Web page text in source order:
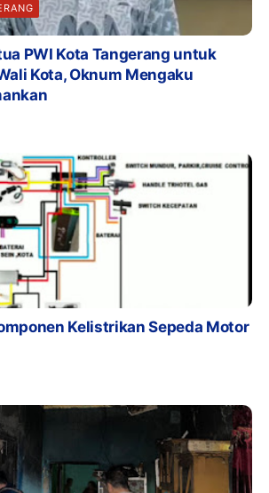
PWI Kota Tangerang untuk
Kota, Oknum Mengaku
Kelistrikan Sepeda Motor